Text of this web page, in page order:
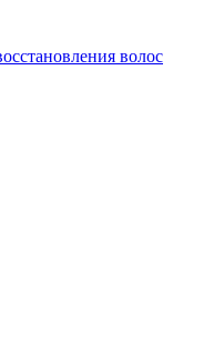
волос